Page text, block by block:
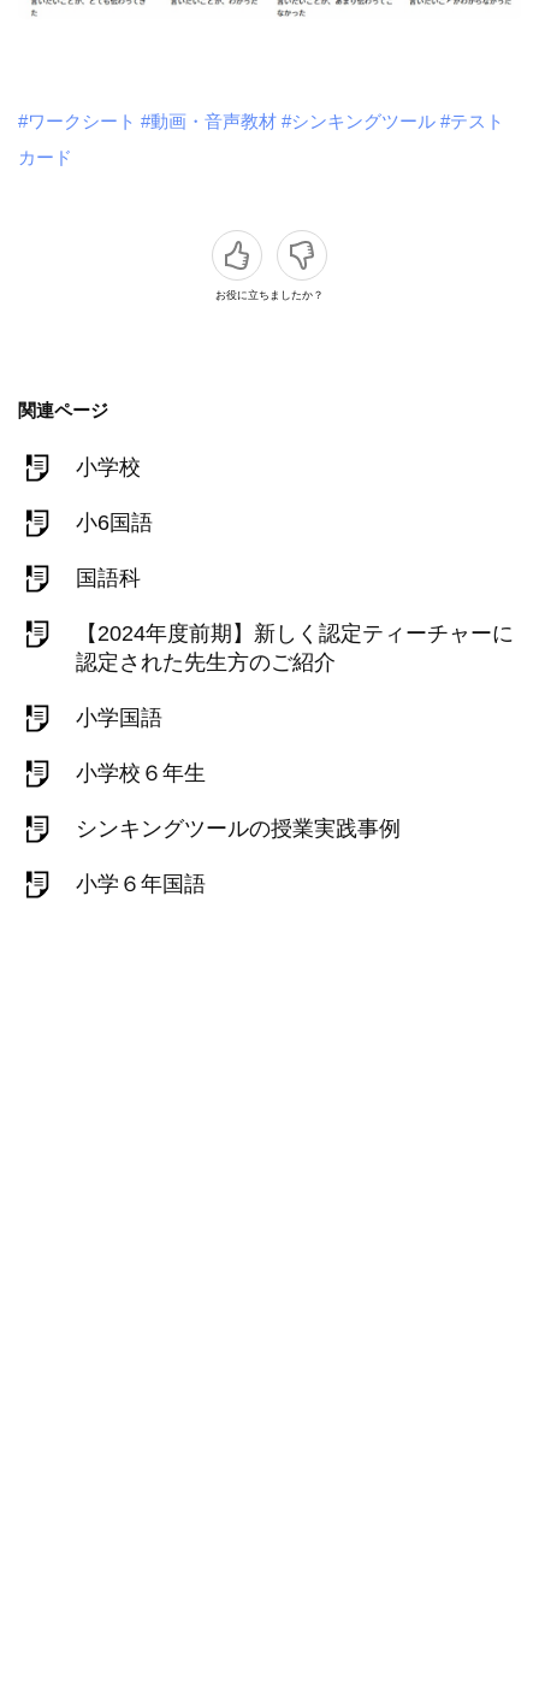
#ワークシート #動画・音声教材 #シンキングツール #テスト
カード
お役に立ちましたか？
関連ページ
小学校
小6国語
国語科
【2024年度前期】新しく認定ティーチャーに
認定された先生方のご紹介
小学国語
小学校６年生
シンキングツールの授業実践事例
小学６年国語